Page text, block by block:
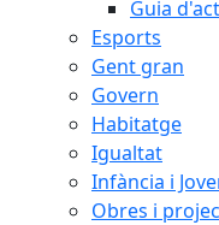
Guia
Esports
Gent gran
Govern
Habitatge
Igualtat
Infància i
Obres i